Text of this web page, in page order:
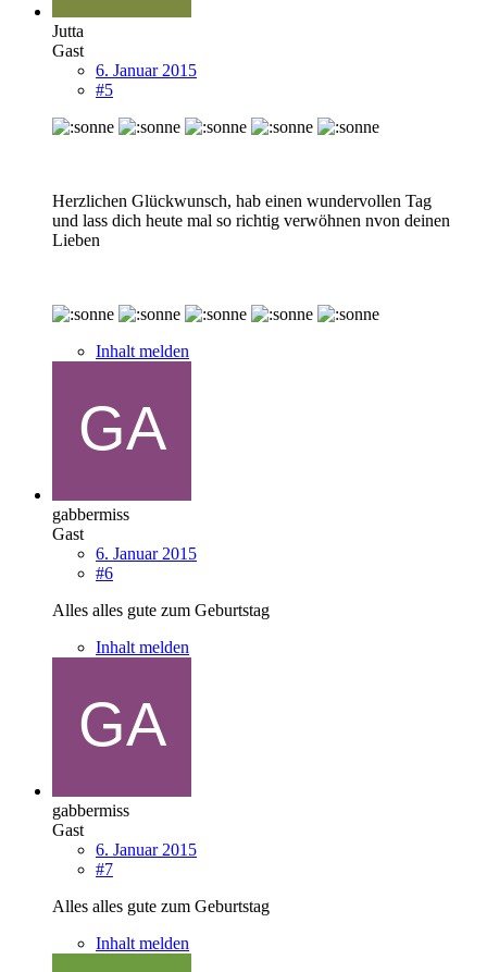
Jutta
Gast
6. Januar 2015
#5
Herzlichen Glückwunsch, hab einen wundervollen Tag
und lass dich heute mal so richtig verwöhnen nvon deinen
Lieben
Inhalt melden
gabbermiss
Gast
6. Januar 2015
#6
Alles alles gute zum Geburtstag
Inhalt melden
gabbermiss
Gast
6. Januar 2015
#7
Alles alles gute zum Geburtstag
Inhalt melden